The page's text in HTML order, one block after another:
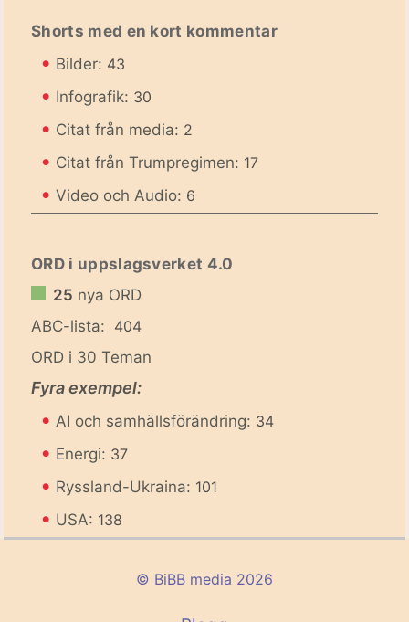
Shorts med en kort kommentar
• Bilder: 43
• Infografik: 30
• Citat från media: 2
• Citat från Trumpregimen: 17
• Video och Audio: 6
ORD i uppslagsverket 4.0
25 nya ORD
ABC-lista: 404
ORD i 30 Teman
Fyra exempel:
• AI och samhällsförändring: 34
• Energi: 37
• Ryssland-Ukraina: 101
• USA: 138
© BiBB media 2026